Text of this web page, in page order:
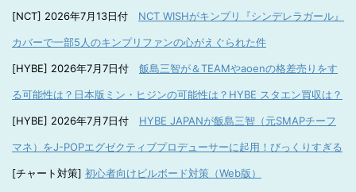
[NCT] 2026年7月13日付 NCT WISHがキンプリ『シンデレラガール』
カバーで一部5人のキンプリファンの心がえぐられた件
[HYBE] 2026年7月7日付 飯島三智が＆TEAMやaoenの格差売りをす
る可能性は？日本版ミン・ヒジンの可能性は？HYBE スタエン買収は？
[HYBE] 2026年7月7日付 HYBE JAPANが飯島三智（元SMAPチーフ
マネ）をJ-POPエグゼクティブプロデューサーに起用！びっくりすぎる
[チャート対策] 初心者向けビルボード対策（Web版）